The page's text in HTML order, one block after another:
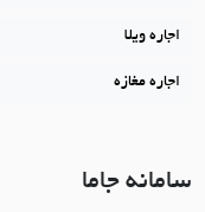
اجاره ویلا
اجاره مغازه
سامانه جاما